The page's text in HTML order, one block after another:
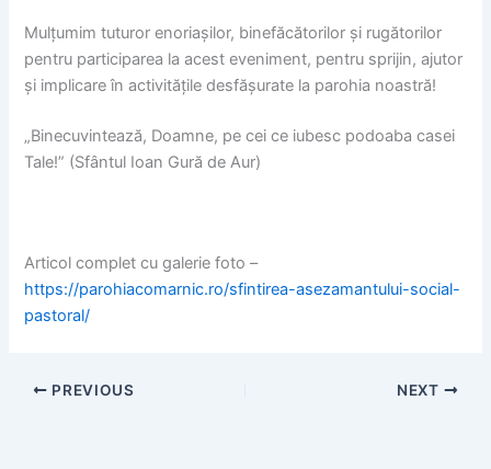
Mulțumim tuturor enoriașilor, binefăcătorilor și rugătorilor
pentru participarea la acest eveniment, pentru sprijin, ajutor
și implicare în activitățile desfășurate la parohia noastră!
„Binecuvintează, Doamne, pe cei ce iubesc podoaba casei
Tale!” (Sfântul Ioan Gură de Aur)
Articol complet cu galerie foto –
https://parohiacomarnic.ro/sfintirea-asezamantului-social-
pastoral/
PREVIOUS NEXT